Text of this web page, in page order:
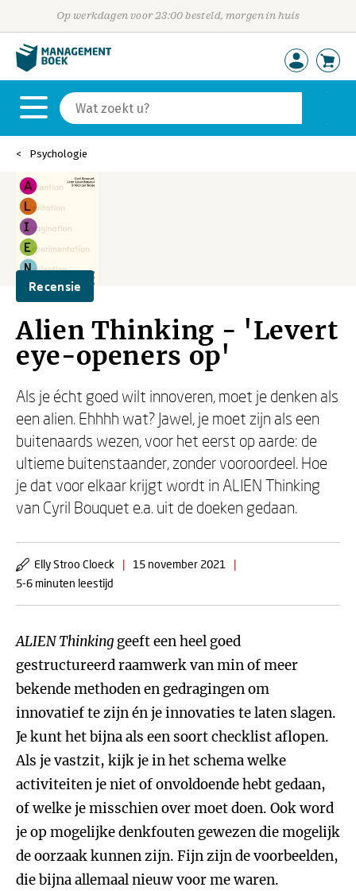
Op werkdagen voor 23:00 besteld, morgen in huis
Psychologie
Recensie
Alien Thinking - 'Levert
eye-openers op'
Als je écht goed wilt innoveren, moet je denken als
een alien. Ehhhh wat? Jawel, je moet zijn als een
buitenaards wezen, voor het eerst op aarde: de
ultieme buitenstaander, zonder vooroordeel. Hoe
je dat voor elkaar krijgt wordt in ALIEN Thinking
van Cyril Bouquet e.a. uit de doeken gedaan.
Elly Stroo Cloeck | 15 november 2021
|
5-6 minuten leestijd
ALIEN Thinking geeft een heel goed
gestructureerd raamwerk van min of meer
bekende methoden en gedragingen om
innovatief te zijn én je innovaties te laten slagen.
Je kunt het bijna als een soort checklist aflopen.
Als je vastzit, kijk je in het schema welke
activiteiten je niet of onvoldoende hebt gedaan,
of welke je misschien over moet doen. Ook word
je op mogelijke denkfouten gewezen die mogelijk
de oorzaak kunnen zijn. Fijn zijn de voorbeelden,
die bijna allemaal nieuw voor me waren.